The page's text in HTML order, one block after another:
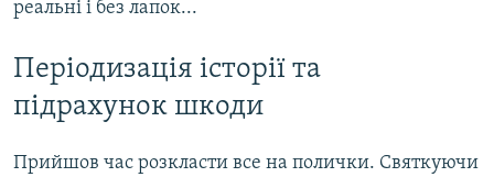
реальні і без лапок...
Періодизація історії та
підрахунок шкоди
Прийшов час розкласти все на полички. Святкуючи